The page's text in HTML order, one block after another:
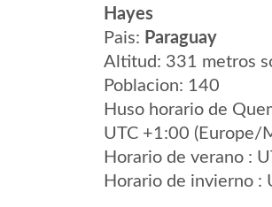
Hayes
Pais: Paraguay
Altitud: 331 metros
Poblacion: 140
Huso horario de
UTC +1:00 (Europe/
Horario de verano :
Horario de invierno :